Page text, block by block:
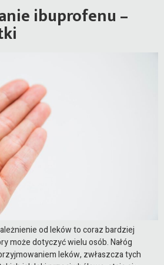
ibuprofenu –
od leków to coraz bardziej
może dotyczyć wielu osób. Nałóg
leków, zwłaszcza tych